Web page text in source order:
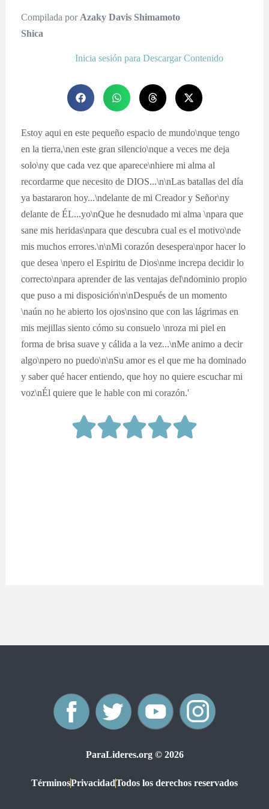
Compilada por Azaky Davis Shimamoto
Shica
Inicia sesión para Descargar Contenido
Estoy aqui en este pequeño espacio de mundo\nque tengo
en la tierra,\nen este gran silencio\nque a veces me deja
solo\ny que cada vez que aparece\nhiere mi alma al
recordarme que necesito de DIOS...\n\nLas batallas del día
ya bastararon hoy...\ndelante de mi Creador y Señor\ny
delante de ÉL...yo\nQue he desnudado mi alma \npara que
sane mis heridas\npara que descubra cual es el motivo\nde
mis muchos errores.\n\nMi corazón desespera\npor hacer lo
que desea \npero el Espiritu de Dios\nme increpa decidir lo
correcto\npara aprender de las ventajas del\ndominio propio
que puso a mi disposición\n\nDespués de un momento
\naún no he abierto los ojos\nsino que con las lágrimas en
mis mejillas siento cómo su consuelo \nroza mi piel en
forma de brisa suave y cálida a la vez...\nMe animo a decir
algo\npero no puedo\n\nSu amor es el que me ha dominado
y saber qué hacer entiendo, que hoy no quiere escuchar mi
voz\nÉl quiere que le hable con mi corazón.'
ParaLideres.org © 2026
TérminosPrivacidadTodos los derechos reservados
F
a
c
T
w
i
Y
o
u
I
s